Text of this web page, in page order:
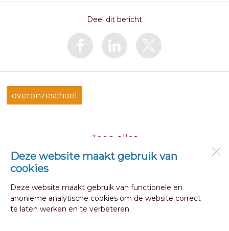
Deze website maakt gebruik van
cookies
Deze website maakt gebruik van functionele en
anonieme analytische cookies om de website correct
te laten werken en te verbeteren.
Deel dit bericht
overonzeschool
Toon alles
Julianalaan 2
1741 CL Schagen